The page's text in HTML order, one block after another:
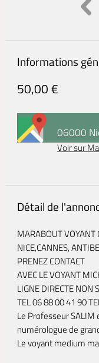
Informations
50,00 €
06000
Voir sur
Détail de
MARABOUT VOYANT
NICE,CANNES,
PRENEZ CONTACT
AVEC LE VOYANT
LIGNE DIRECTE NON
TEL 06 88 00 41 90
Le Professeur
numérologue de
Le voyant medium